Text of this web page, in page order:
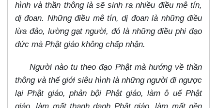
hình và thần thông là sẽ sinh ra nhiều điều mê tín,
dị đoan. Những điều mê tín, dị đoan là những điều
lừa đảo, lường gạt người, đó là những điều phi đạo
đức mà Phật giáo không chấp nhận.
Người nào tu theo đạo Phật mà hướng về thần
thông và thế giới siêu hình là những người đi ngược
lại Phật giáo, phản bội Phật giáo, làm ô uế Phật